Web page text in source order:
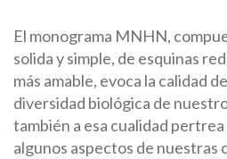
El monograma MNHN,
solida y simple, de esquinas
más amable, evoca la calidad
diversidad biológica de
también a esa cualidad
algunos aspectos de nuestras